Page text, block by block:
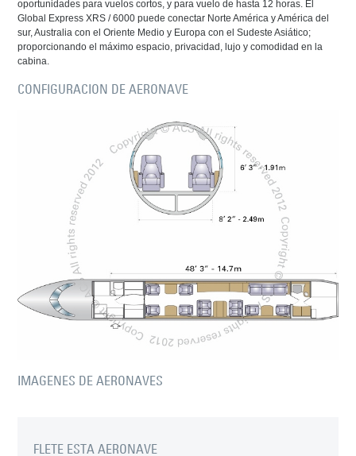
oportunidades para vuelos cortos, y para vuelo de hasta 12 horas. El
Global Express XRS / 6000 puede conectar Norte América y América del
sur, Australia con el Oriente Medio y Europa con el Sudeste Asiático;
proporcionando el máximo espacio, privacidad, lujo y comodidad en la
cabina.
CONFIGURACION DE AERONAVE
IMAGENES DE AERONAVES
FLETE ESTA AERONAVE